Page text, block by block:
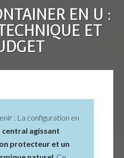
EN U :
ET
: La configuration en
agissant
protecteur et un